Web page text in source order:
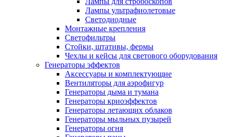
Лампы ультрафиолетовые
Светодиодные
Монтажные крепления
Светофильтры
Стойки, штативы, фермы
Чехлы и кейсы для светового оборудования
Генераторы эффектов
Аксессуары и комплектующие
Вентиляторы для аэрофигур
Генераторы дыма и тумана
Генераторы криоэффектов
Генераторы летающих облаков
Генераторы мыльных пузырей
Генераторы огня